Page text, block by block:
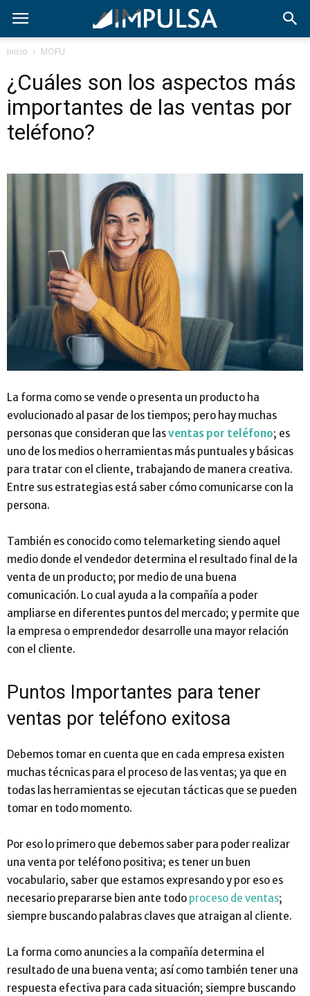
Inicio MOFU
¿Cuáles son los aspectos más
importantes de las ventas por
teléfono?
La forma como se vende o presenta un producto ha
evolucionado al pasar de los tiempos; pero hay muchas
personas que consideran que lasventas por teléfono; es
uno de los medios o herramientas más puntuales y básicas
para tratar con el cliente, trabajando de manera creativa.
Entre sus estrategias está saber cómo comunicarse con la
persona.
También es conocido como telemarketing siendo aquel
medio donde el vendedor determina el resultado final de la
venta de un producto; por medio de una buena
comunicación. Lo cual ayuda a la compañía a poder
ampliarse en diferentes puntos del mercado; y permite que
la empresa o emprendedor desarrolle una mayor relación
con el cliente.
Puntos Importantes para tener
ventas por teléfono exitosa
Debemos tomar en cuenta que en cada empresa existen
muchas técnicas para el proceso de las ventas; ya que en
todas las herramientas se ejecutan tácticas que se pueden
tomar en todo momento.
Por eso lo primero que debemos saber para poder realizar
una venta por teléfono positiva; es tener un buen
vocabulario, saber que estamos expresando y por eso es
necesario prepararse bien ante todo proceso de ventas;
siempre buscando palabras claves que atraigan al cliente.
La forma como anuncies a la compañía determina el
resultado de una buena venta; así como también tener una
respuesta efectiva para cada situación; siempre buscando